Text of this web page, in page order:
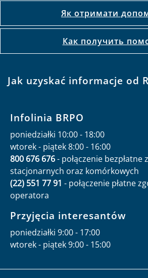
Як отримати
Как получить
Jak uzyskać informacje od
Infolinia BRPO
poniedziałki 10:00 - 18:00
wtorek - piątek 8:00 - 16:00
800 676 676- połączenie bezpłatne
stacjonarnych oraz komórkowych
(22) 551 77 91 - połączenie płatne
operatora
Przyjęcia interesantów
poniedziałki 9:00 - 17:00
wtorek - piątek 9:00 - 15:00